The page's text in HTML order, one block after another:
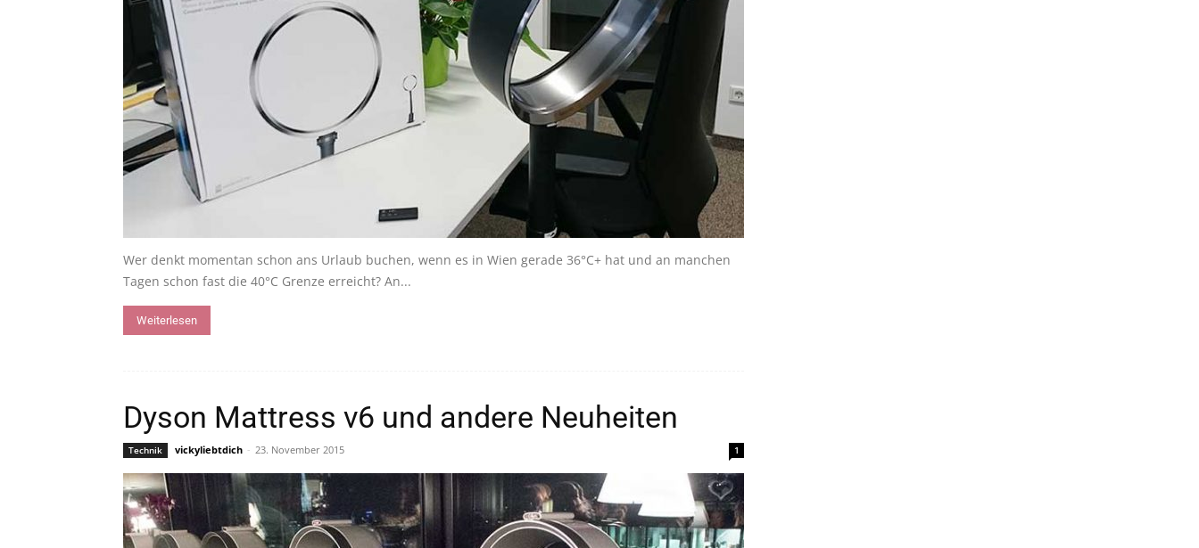
Wer denkt momentan schon ans Urlaub buchen, wenn es in Wien gerade 36°C+ hat und an manchen
Tagen schon fast die 40°C Grenze erreicht? An...
Weiterlesen
Dyson Mattress v6 und andere Neuheiten
Technik vickyliebtdich - 23. November 2015 1